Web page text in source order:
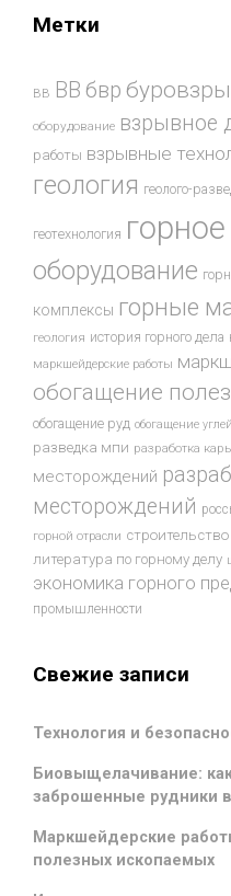
Метки
ВВ ВВ бвр
оборудование взрывное
работы взрывные
геология геолого-
геотехнология
оборудование
комплексы горные
геология история горного дела
маркшейдерские работы
обогащение
обогащение руд обогащение углей
разведка мпи разработка
месторождений
месторождений
горной отрасли
литература по горному делу
экономика горного
промышленности
Свежие записи
Технология и
Биовыщелачивание:
заброшенные рудники
Маркшейдерские
полезных ископаемых